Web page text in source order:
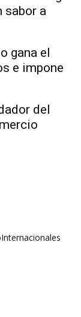
sabor a
gana el
e impone
del
Internacionales